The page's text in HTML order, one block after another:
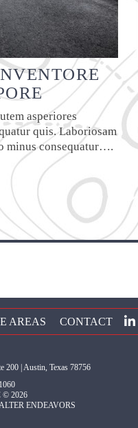
asperiores
quis. Laboriosam
minus consequatur….
AREAS CONTACT
200 | Austin, Texas 78756
© 2026
ENDEAVORS